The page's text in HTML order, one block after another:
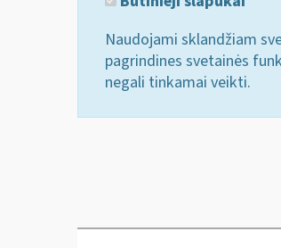
Naudojami sklandžiam
pagrindines svetainės
negali tinkamai veikti.